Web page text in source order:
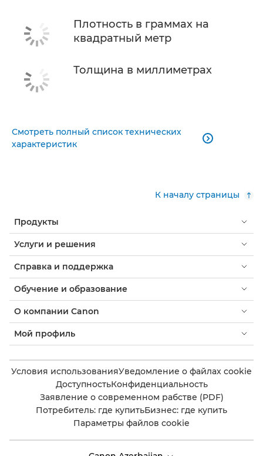
Плотность в граммах на
квадратный метр
Толщина в миллиметрах
Смотреть полный список технических
характеристик

К началу страницы
Продукты
Услуги и решения
Справка и поддержка
Обучение и образование
О компании Canon
Мой профиль
Условия использованияУведомление о файлах cookie
ДоступностьКонфиденциальность
Заявление о современном рабстве (PDF)
Потребитель: где купитьБизнес: где купить
Параметры файлов cookie